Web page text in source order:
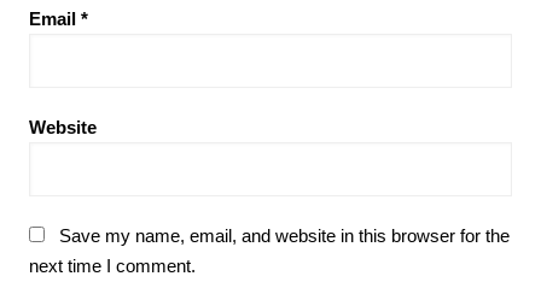
Email *
Website
Save my name, email, and website in this browser for the
next time I comment.